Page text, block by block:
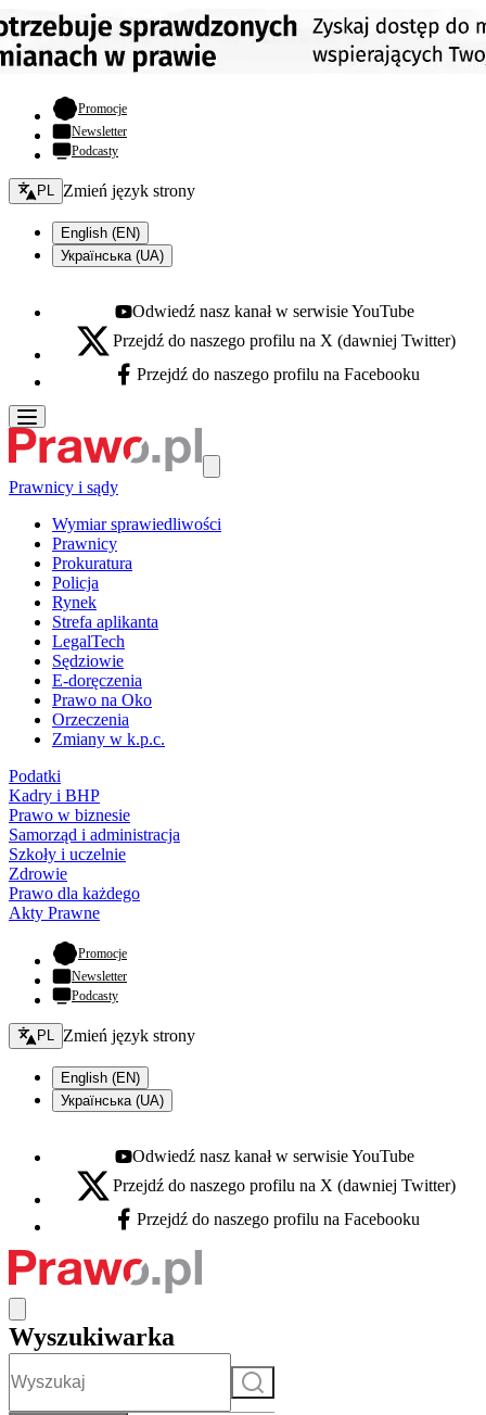
Promocje- otwiera się w nowej karcie
Newsletter
Podcasty
Zmień język - bieżący:
PL Zmień język strony
English (EN)
Українська (UA)
Youtube - otwiera się w nowej karcie
Odwiedź nasz kanał w serwisie YouTube
X - otwiera się w nowej karcie
Przejdź do naszego profilu na X (dawniej Twitter)
Facebook - otwiera się w nowej karcie
Przejdź do naszego profilu na Facebooku
Prawnicy i sądy
Wymiar sprawiedliwości
Prawnicy
Prokuratura
Policja
Rynek
Strefa aplikanta
LegalTech
Sędziowie
E-doręczenia
Prawo na Oko
Orzeczenia
Zmiany w k.p.c.
Podatki
Kadry i BHP
Prawo w biznesie
Samorząd i administracja
Szkoły i uczelnie
Zdrowie
Prawo dla każdego
Akty Prawne
Promocje- otwiera się w nowej karcie
Newsletter
Podcasty
Zmień język - bieżący:
PL Zmień język strony
English (EN)
Українська (UA)
Youtube - otwiera się w nowej karcie
Odwiedź nasz kanał w serwisie YouTube
X - otwiera się w nowej karcie
Przejdź do naszego profilu na X (dawniej Twitter)
Facebook - otwiera się w nowej karcie
Przejdź do naszego profilu na Facebooku
Wyszukiwarka
Szukaj